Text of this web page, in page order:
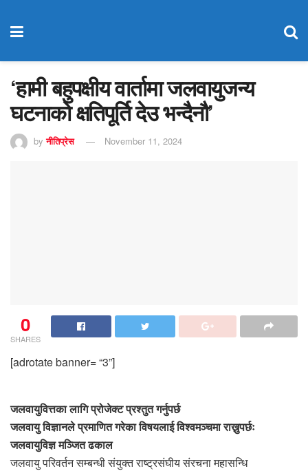
‘हामी बहुपक्षीय वार्तामा जलवायुजन्य
घटनाको क्षतिपूर्ति देउ भन्दैनौ’
by नीतिप्रेस November 11, 2024
0
SHARES
[adrotate banner= “3”]
जलवायुवित्तका लागि प्रोजेक्ट प्रश्तुत गर्नुपर्छ
जलवायु विज्ञानले प्रमाणित गरेका विषयलाई विश्वमञ्चमा राख्नुपर्छः
जलवायुविज्ञ मञ्जित ढकाल
जलवायु परिवर्तन सम्बन्धी संयुक्त राष्ट्रसंघीय संरचना महासन्धि